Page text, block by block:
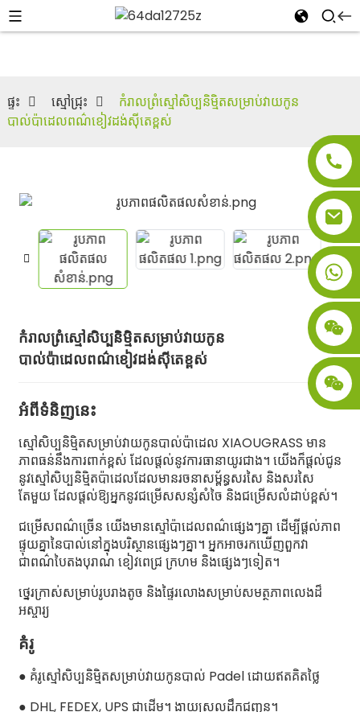
ផ្ទះ ស្មៅ​ជ្រុះ
កំរាលព្រំស្មៅសិប្បនិម្មិតសម្រាប់វាយកូន
បាល់ប៉ាដេលពណ៌ខៀវដង់ស៊ីតេខ្ពស់
កំរាលព្រំស្មៅសិប្បនិម្មិតសម្រាប់វាយកូន
បាល់ប៉ាដេលពណ៌ខៀវដង់ស៊ីតេខ្ពស់
អំពី​ទំនិញ​នេះ
ស្មៅសិប្បនិម្មិតសម្រាប់វាយកូនបាល់ប៉ាដេល XIAOUGRASS មាន
ភាពធន់នឹងការពាក់ខ្ពស់ ដែលផ្តល់នូវការធានាយូរជាង។ យើងក៏ផ្តល់ជូន
នូវស្មៅសិប្បនិម្មិតប៉ាដេលដែលមានរចនាសម្ព័ន្ធសរសៃ និងសរសៃ
តែមួយ ដែលផ្តល់ឱ្យអ្នកនូវជម្រើសសន្សំសំចៃ និងជម្រើសលំដាប់ខ្ពស់។
ជម្រើសពណ៌ច្រើន យើងមានស្មៅប៉ាដេលពណ៌ផ្សេងៗគ្នា ដើម្បីផ្តល់ភាព
ផ្ទុយគ្នានៃបាល់នៅក្នុងបរិស្ថានផ្សេងៗគ្នា។ អ្នកអាចរកឃើញពួកវា
ជាពណ៌បៃតងបុរាណ ខៀវពេជ្រ ក្រហម និងផ្សេងៗទៀត។
ថ្នេរក្រាស់សម្រាប់រូបរាងតូច និងផ្ទៃរលោងសម្រាប់សមត្ថភាពលេងដ៏
អស្ចារ្យ
គំរូ
● គំរូស្មៅសិប្បនិម្មិតសម្រាប់វាយកូនបាល់ Padel ដោយឥតគិតថ្លៃ
● DHL, FEDEX, UPS ជាដើម។ ងាយស្រួលដឹកជញ្ជូន។